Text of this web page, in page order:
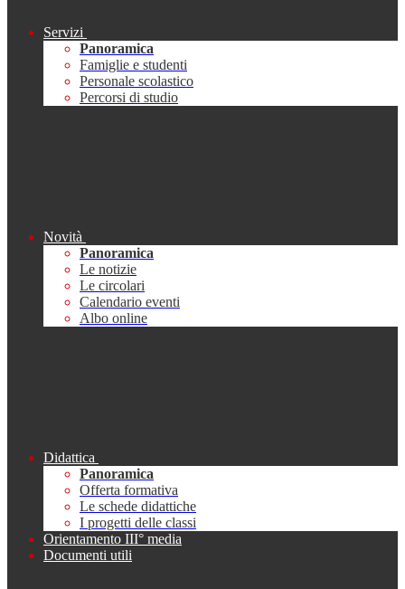
Servizi
Panoramica
Famiglie e studenti
Personale scolastico
Percorsi di studio
Novità
Panoramica
Le notizie
Le circolari
Calendario eventi
Albo online
Didattica
Panoramica
Offerta formativa
Le schede didattiche
I progetti delle classi
Orientamento III° media
Documenti utili